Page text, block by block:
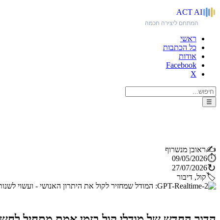
ACT AI
המתחם ליצירה חכמה
ראשי
כל הכתבות
אודות
Facebook
X
☰
✍️ראובן מנשרוף
⏱️
09/05/2026
↻
27/07/2026
🏷️קול, דיבור